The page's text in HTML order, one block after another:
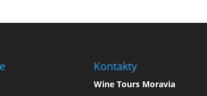
Kontakty
Wine Tours Moravia